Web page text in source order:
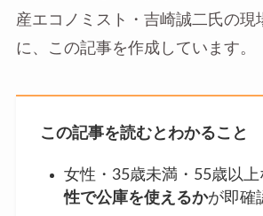
産エコノミスト・吉崎誠二氏の現
に、この記事を作成しています。
この記事を読むとわかること
女性・35歳未満・55歳以上
性で公庫を使えるかが即確